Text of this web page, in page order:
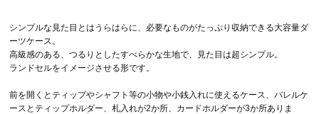
シンプルな見た目とはうらはらに、必要なものがたっぷり収納できる大容量ダ
ーツケース。
高級感のある、つるりとしたすべらかな生地で、見た目は超シンプル。
ランドセルをイメージさせる形です。
前を開くとティップやシャフト等の小物や小銭入れに使えるケース、バレルケ
ースとティップホルダー、札入れが2か所、カードホルダーが3か所ありま